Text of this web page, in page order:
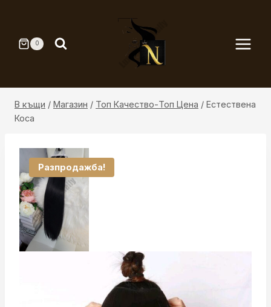
0
В къщи / Магазин / Топ Качество-Топ Цена / Естествена
Коса
Разпродажба!